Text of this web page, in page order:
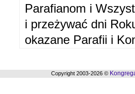
Parafianom i
i przeżywać dni
okazane Parafii i
Copyright 2003-2026 ©